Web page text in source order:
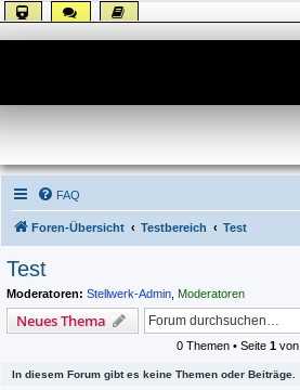
FAQ
Foren-Übersicht Testbereich Test
Test
Moderatoren: Stellwerk-Admin Moderatoren
Neues Thema
0 Themen • Seite 1 von
In diesem Forum gibt es keine Themen oder Beiträge.